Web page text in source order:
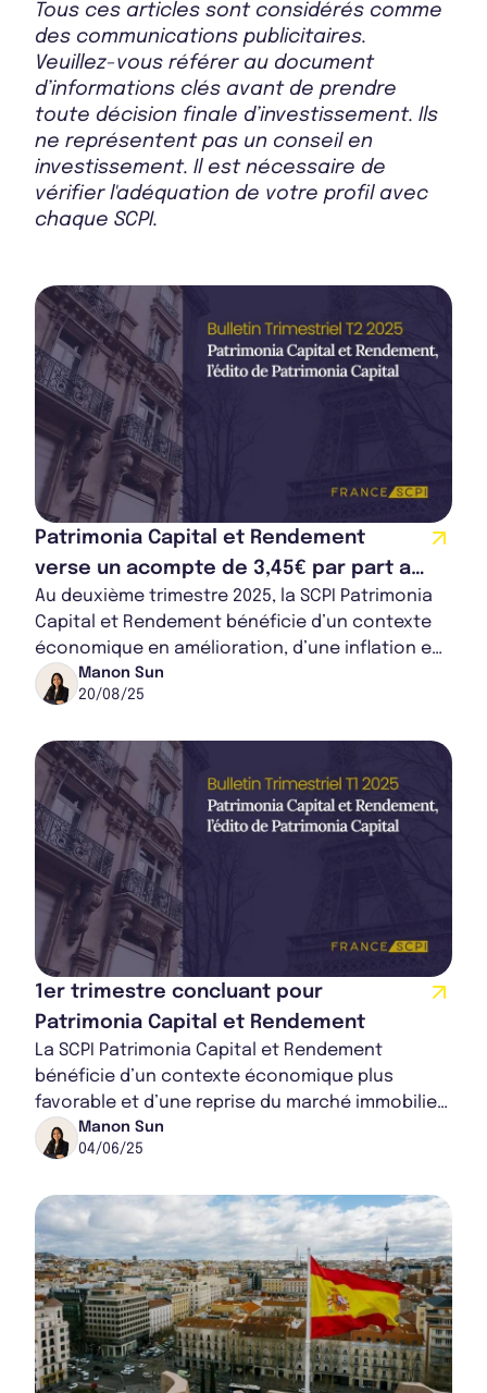
Tous ces articles sont considérés comme
des communications publicitaires.
Veuillez-vous référer au document
d’informations clés avant de prendre
toute décision finale d’investissement. Ils
ne représentent pas un conseil en
investissement. Il est nécessaire de
vérifier l'adéquation de votre profil avec
chaque SCPI.
Patrimonia Capital et Rendement
verse un acompte de 3,45€ par part au
2e trimestre 2025
Au deuxième trimestre 2025, la SCPI Patrimonia
Capital et Rendement bénéficie d’un contexte
économique en amélioration, d’une inflation en
baisse et d’un marché immobilier sélectif...
Manon Sun
20/08/25
1er trimestre concluant pour
Patrimonia Capital et Rendement
La SCPI Patrimonia Capital et Rendement
bénéficie d’un contexte économique plus
favorable et d’une reprise du marché immobilier
tertiaire. Avec une revalorisation du prix de
souscr...
Manon Sun
04/06/25